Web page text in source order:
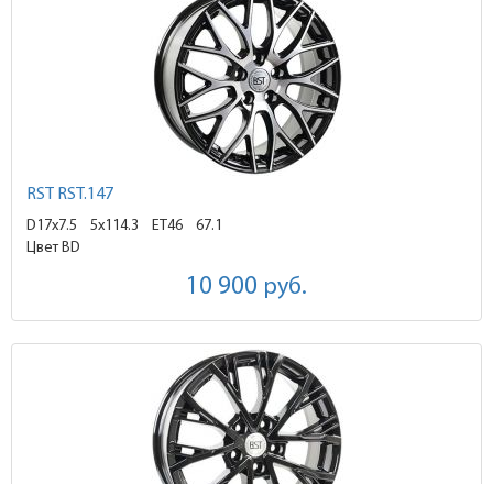
RST RST.147
D17x7.5 5x114.3 ET46
67.1
Цвет BD
10 900 руб.